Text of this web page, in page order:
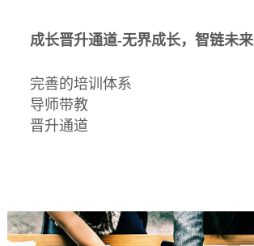
成长晋升通道-无界成长，智链未来
完善的培训体系
导师带教
晋升通道